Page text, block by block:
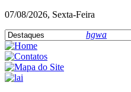
07/08/2026, Sexta-Feira
hgwa